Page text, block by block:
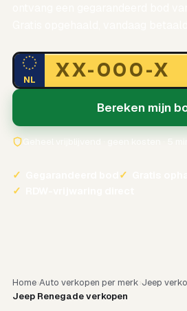
NL
Bereken mijn
✓ ✓
✓
Home Auto verkopen per merk Jeep
Jeep Renegade verkopen